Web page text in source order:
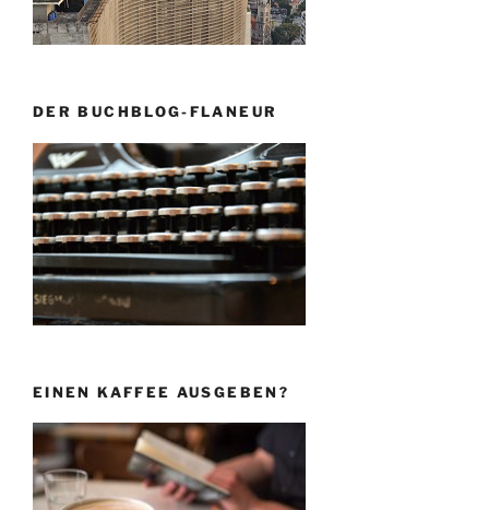
DER BUCHBLOG-FLANEUR
EINEN KAFFEE AUSGEBEN?